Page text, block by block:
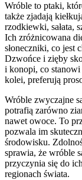
Wróble to ptaki,
także zjadają
rzodkiewki, sałata,
Ich zróżnicowana
słoneczniki, co jest
Dzwońce i zięby
i konopi, co stanowi
kolei, preferują
Wróble zwyczajne
potrafią zarówno
nawet owoce. To
pozwala im
środowisku.
sprawia, że wróble
przyczynia się do
regionach świata.